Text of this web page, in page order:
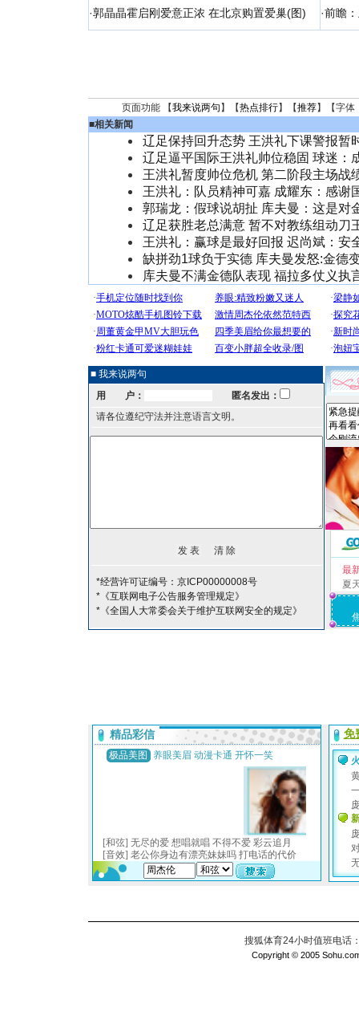
·郭晶晶霍启刚爱意正浓 在北京购置爱巢(图)
·前瞻
页面功能 【我来说两句 】【热点排行】【推荐】【字体
■相关新闻
辽足保持回升态势 王洪礼下课警报暂
辽足逼平国际王洪礼帅位稳固 球迷：
王洪礼暂度帅位危机 第二阶段主场战
王洪礼：队员精神可嘉 成耀东：感谢
郭瑞龙：假球说胡扯 库夫曼：这是对
辽足获胜老总满意 暂不对教练组动刀
王洪礼：赢球是最好回报 迟尚斌：安
缺拼劲1球负于实德 库夫曼发怒:金德
库夫曼不满金德队表现 福拉多仗义执
■ 我来说两句
用 户：
匿名发出：
请各位遵纪守法并注意语言文明。
*经营许可证编号：京ICP00000008号
*《互联网电子公告服务管理规定》
*《全国人大常委会关于维护互联网安全的规定》
最
夏
搜狐体育24小时值班电话
Copyright © 2005